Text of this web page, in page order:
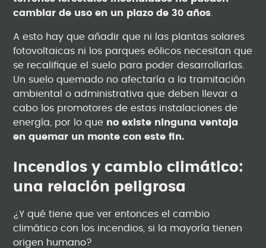
cambiar de uso en un plazo de 30 años
A esto hay que añadir que ni las plantas solares
fotovoltaicas ni los parques eólicos necesitan que
se recalifique el suelo para poder desarrollarlas.
Un suelo quemado no afectaría a la tramitación
ambiental o administrativa que deben llevar a
cabo los promotores de estas instalaciones de
energía, por lo que no existe ninguna ventaja
en quemar un monte con este fin.
Incendios y cambio climático:
una relación peligrosa
¿Y qué tiene que ver entonces el cambio
climático con los incendios, si la mayoría tienen
origen humano?